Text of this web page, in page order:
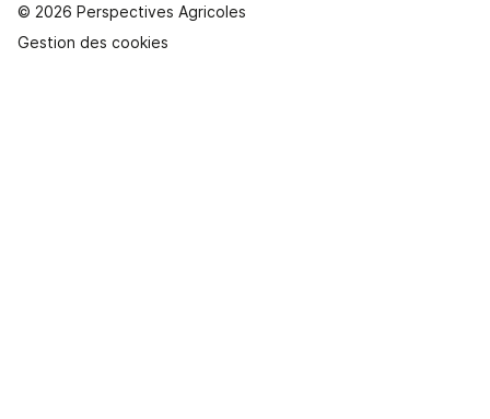
© 2026 Perspectives Agricoles
Gestion des cookies